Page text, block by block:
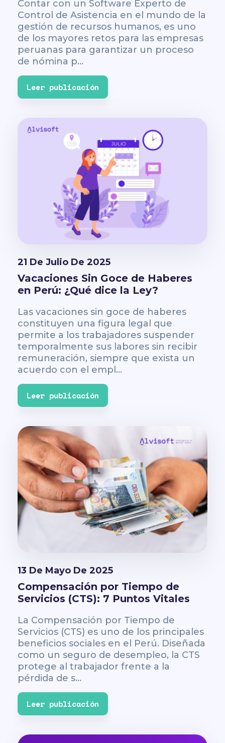
Contar con un Software Experto de
Control de Asistencia en el mundo de la
gestión de recursos humanos, es uno
de los mayores retos para las empresas
peruanas para garantizar un proceso
de nómina p...
Leer publicación
21 De Julio De 2025
Vacaciones Sin Goce de Haberes
en Perú: ¿Qué dice la Ley?
Las vacaciones sin goce de haberes
constituyen una figura legal que
permite a los trabajadores suspender
temporalmente sus labores sin recibir
remuneración, siempre que exista un
acuerdo con el empl...
Leer publicación
13 De Mayo De 2025
Compensación por Tiempo de
Servicios (CTS): 7 Puntos Vitales
La Compensación por Tiempo de
Servicios (CTS) es uno de los principales
beneficios sociales en el Perú. Diseñada
como un seguro de desempleo, la CTS
protege al trabajador frente a la
pérdida de s...
Leer publicación